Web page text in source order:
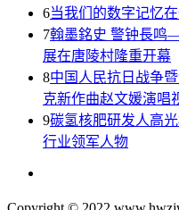
6当我们的数字记忆
7翰墨銘史 警钟長鸣
展在唐陵村隆重开幕
8中国人民抗日战争
克新作曲赵文媛演唱
9碳氢核肥研发人高
行业领军人物